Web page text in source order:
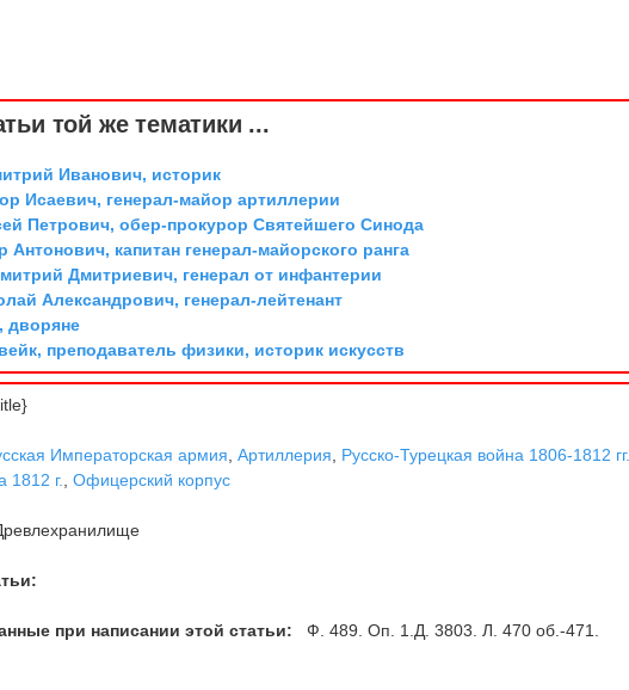
той же тематики ...
Иванович, историк
Исаевич, генерал-майор артиллерии
Петрович, обер-прокурор Святейшего Синода
капитан генерал-майорского ранга
Дмитриевич, генерал от инфантерии
Александрович, генерал-лейтенант
преподаватель физики, историк искусств
Императорская армия ,Артиллерия
Русско-Турецкая война 1806-1812
1812 г.
,Офицерский корпус
при написании этой статьи: Ф. 489. Оп. 1.Д. 3803. Л. 470 об.-471.